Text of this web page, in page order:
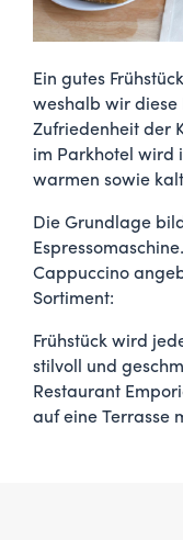
Ein gutes
weshalb wir
Zufriedenheit der
im Parkhotel wird
warmen sowie
Die Grundlage
Cappuccino
Sortiment:
Frühstück wird
stilvoll und
Restaurant
auf eine Terrasse